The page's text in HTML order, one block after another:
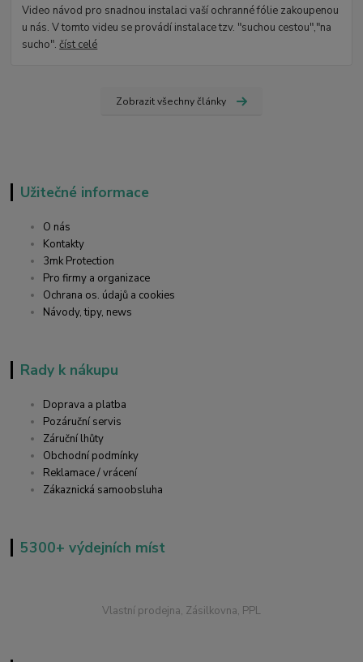
Video návod pro snadnou instalaci vaší ochranné fólie zakoupenou
u nás. V tomto videu se provádí instalace tzv. "suchou cestou","na
sucho".číst celé
Zobrazit všechny články
Užitečné informace
O nás
Kontakty
3mk Protection
Pro firmy a organizace
Ochrana os. údajů a cookies
Návody, tipy, news
Rady k nákupu
Doprava a platba
Pozáruční servis
Záruční lhůty
Obchodní podmínky
Reklamace / vrácení
Zákaznická samoobsluha
5300+ výdejních míst
Vlastní prodejna, Zásilkovna, PPL